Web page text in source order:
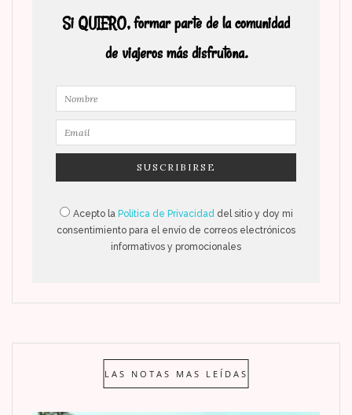
Si QUIERO, formar parte de la comunidad
de viajeros más disfrutona.
Acepto la Política de Privacidad del sitio y doy mi
consentimiento para el envío de correos electrónicos
informativos y promocionales
LAS NOTAS MAS LEÍDAS